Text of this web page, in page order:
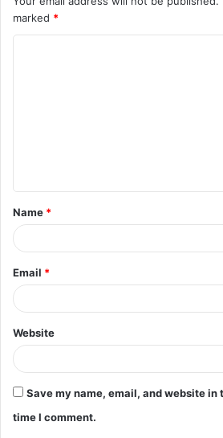
marked *
Name *
Email *
Website
Save my name, email, and website in
time I comment.